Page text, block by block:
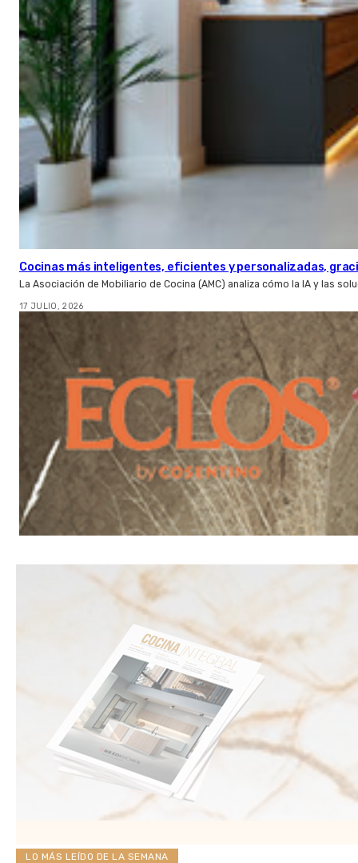
Cocinas más inteligentes, eficientes y personalizadas,
La Asociación de Mobiliario de Cocina (AMC) analiza cómo la IA y las
17 JULIO, 2026
LO MÁS LEÍDO DE LA SEMANA